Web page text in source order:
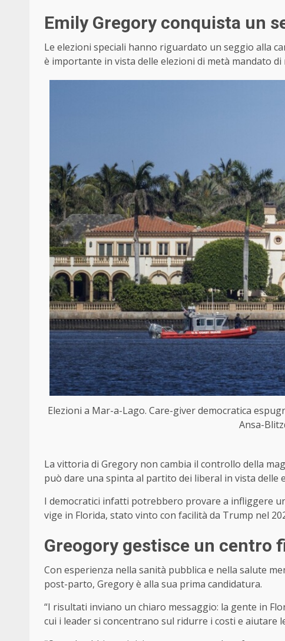
Emily Gregory conquista un
Le elezioni speciali hanno riguardato un seggio alla
è importante in vista delle elezioni di metà mandato di
Elezioni a Mar-a-Lago. Care-giver democratica
Ansa-
La vittoria di Gregory non cambia il controllo della
può dare una spinta al partito dei liberal in vista delle
I democratici infatti potrebbero provare a infliggere
vige in Florida, stato vinto con facilità da Trump nel
Greogory gestisce un centro
Con esperienza nella sanità pubblica e nella salute
post-parto, Gregory è alla sua prima candidatura.
“I risultati inviano un chiaro messaggio: la gente in
cui i leader si concentrano sul ridurre i costi e aiutare